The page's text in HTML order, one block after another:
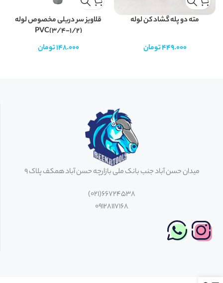
مته دو پله گشاد کن لوله
449.000تومان
قلاویز سر دریلی مخصوص لوله
PVC(3/4-1/2)
148.000تومان
میدان حسن آباد جنب بانک ملی بازارچه حسن آباد همکف پلاک 9
66724538(021)
09128117168